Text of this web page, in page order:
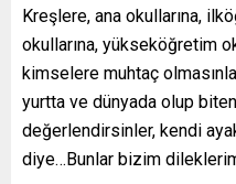
Kreşlere, ana okullarına,
okullarına, yükseköğretim
kimselere muhtaç
yurtta ve dünyada olup
değerlendirsinler, kendi
diye…Bunlar bizim